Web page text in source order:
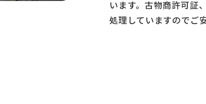
います。古物商許可証
処理していますのでご